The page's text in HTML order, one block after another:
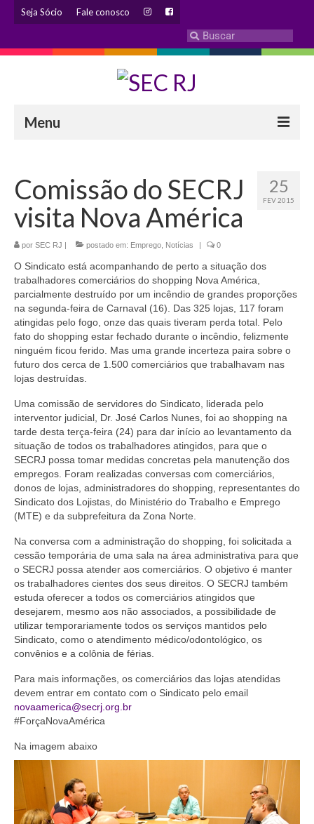
Seja Sócio Fale conosco
Menu
Eleição 2024 – Comissão Eleitoral
Histórico
Diretoria
Estatuto
Atendimentos
Coletivo Margaridas
Coletivo de Igualdade Racial
SERVIÇOS
Acordos e convenções
Cadastro de empresa
Homologações
Declarações
Aplicativo Comerciários RJ
Acordo de Feriado para Empresas
CIPA
BENEFÍCIOS
Colônia de férias
Refeitórios
25
FEV 2015
Comissão do SECRJ
visita Nova América
por SEC RJ | postado em: Emprego Notícias | 0
O Sindicato está acompanhando de perto a situação dos
trabalhadores comerciários do shopping Nova América,
parcialmente destruído por um incêndio de grandes proporções
na segunda-feira de Carnaval (16). Das 325 lojas, 117 foram
atingidas pelo fogo, onze das quais tiveram perda total. Pelo
fato do shopping estar fechado durante o incêndio, felizmente
ninguém ficou ferido. Mas uma grande incerteza paira sobre o
futuro dos cerca de 1.500 comerciários que trabalhavam nas
lojas destruídas.
Uma comissão de servidores do Sindicato, liderada pelo
interventor judicial, Dr. José Carlos Nunes, foi ao shopping na
tarde desta terça-feira (24) para dar início ao levantamento da
situação de todos os trabalhadores atingidos, para que o
SECRJ possa tomar medidas concretas pela manutenção dos
empregos. Foram realizadas conversas com comerciários,
donos de lojas, administradores do shopping, representantes do
Sindicato dos Lojistas, do Ministério do Trabalho e Emprego
(MTE) e da subprefeitura da Zona Norte.
Na conversa com a administração do shopping, foi solicitada a
cessão temporária de uma sala na área administrativa para que
o SECRJ possa atender aos comerciários. O objetivo é manter
os trabalhadores cientes dos seus direitos. O SECRJ também
estuda oferecer a todos os comerciários atingidos que
desejarem, mesmo aos não associados, a possibilidade de
utilizar temporariamente todos os serviços mantidos pelo
Sindicato, como o atendimento médico/odontológico, os
convênios e a colônia de férias.
Para mais informações, os comerciários das lojas atendidas
devem entrar em contato com o Sindicato pelo email
novaamerica@secrj.org.br
#ForçaNovaAmérica
Na imagem abaixo